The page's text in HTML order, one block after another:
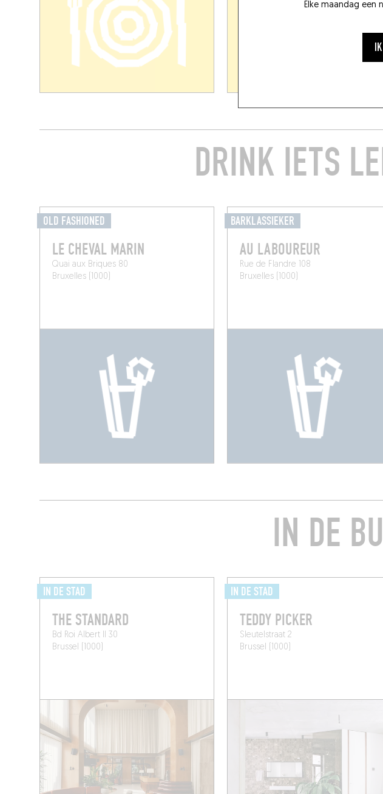
Elke maandag een
DRINK IETS
OLD FASHIONED
LE CHEVAL MARIN
Quai aux Briques 80
Bruxelles (1000)
BARKLASSIEKER
AU LABOUREUR
Rue de Flandre 108
Bruxelles (1000)
IN DE
IN DE STAD
THE STANDARD
Bd Roi Albert II 30
Brussel (1000)
IN DE STAD
TEDDY PICKER
Sleutelstraat 2
Brussel (1000)